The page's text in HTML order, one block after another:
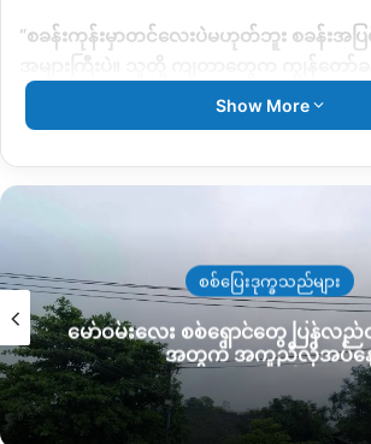
“စခန်းကုန်းမှာတင်လေးပဲမဟုတ်ဘူး စခန်းအ
၇၀ ကျော်ရောက်သွားမှာ သူတို့နောက်ထပ် စခန်
အချို့ဒရုန်းတွေနဲ့လိုက်ချတော့စခန်းကုန်းနဲ့ ဝေ
ရှင်းလင်းရေးဆက်လုပ်ရာမှာ စခန်းကုန်းအနီးဝန်
ဝေးတဲ့ တောထဲတွေမှာလည်း ဒရုန်းနဲ့တိုက်ခိုက်
ထွက်ပြေးပြီး သွေးလွန်သေဆုံးသွားတဲ့ရုပ်အ
ရာစုစုပေါင်း ၇၀ ကျော်အထိရှာတွေ့ခဲ့တယ်လို့
အဲ့ဒီစီးခမ်းကြီးဗျူဟာကုန်းထဲမှာ နဂိုစီးခမ်း
Show More
စစ်ပြေးဒုက္ခသည်များ
မော်ဝမ်းလေး စစ်ရှောင်တွေ ပြန်လ
အတွက် အကူညီလိုအပ်န